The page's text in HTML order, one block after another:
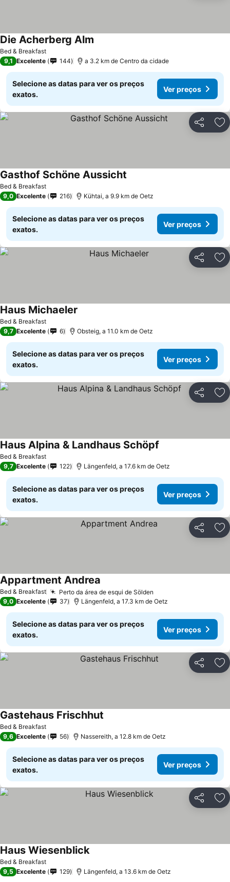
Bed & Breakfast
Die Acherberg Alm
9,1 Excelente 144 a 3.2 km de Centro da cidade
Selecione as datas para ver os preços
exatos.
Ver preços
Partilhar
Bed & Breakfast
Gasthof Schöne Aussicht
9,0 Excelente 216 Kühtai, a 9.9 km de Oetz
Selecione as datas para ver os preços
exatos.
Ver preços
Partilhar
Bed & Breakfast
Haus Michaeler
9,7 Excelente 6 Obsteig, a 11.0 km de Oetz
Selecione as datas para ver os preços
exatos.
Ver preços
Partilhar
Bed & Breakfast
Haus Alpina & Landhaus Schöpf
9,7 Excelente 122 Längenfeld, a 17.6 km de Oetz
Selecione as datas para ver os preços
exatos.
Ver preços
Partilhar
Bed & Breakfast Perto da área de esqui de Sölden
Appartment Andrea
9,0 Excelente 37 Längenfeld, a 17.3 km de Oetz
Selecione as datas para ver os preços
exatos.
Ver preços
Partilhar
Bed & Breakfast
Gastehaus Frischhut
9,6 Excelente 56 Nassereith, a 12.8 km de Oetz
Selecione as datas para ver os preços
exatos.
Ver preços
Partilhar
Bed & Breakfast
Haus Wiesenblick
9,5 Excelente 129 Längenfeld, a 13.6 km de Oetz